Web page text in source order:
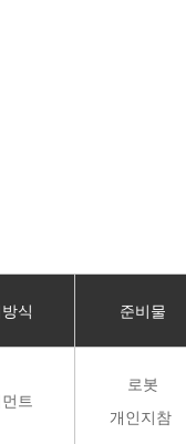
식 준비물
트
로봇
개인지참